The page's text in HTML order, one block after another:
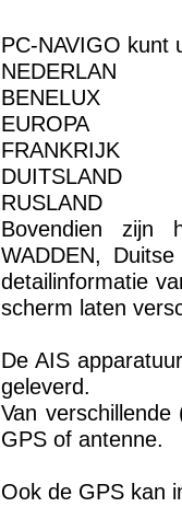
PC-NAVIGO kunt
NEDERLAN
BENELUX
EUROPA
FRANKRIJK
DUITSLAND
RUSLAND
Bovendien zijn
WADDEN,
detailinformatie
scherm laten
De AIS
geleverd.
Van
GPS of antenne.
Ook de GPS kan